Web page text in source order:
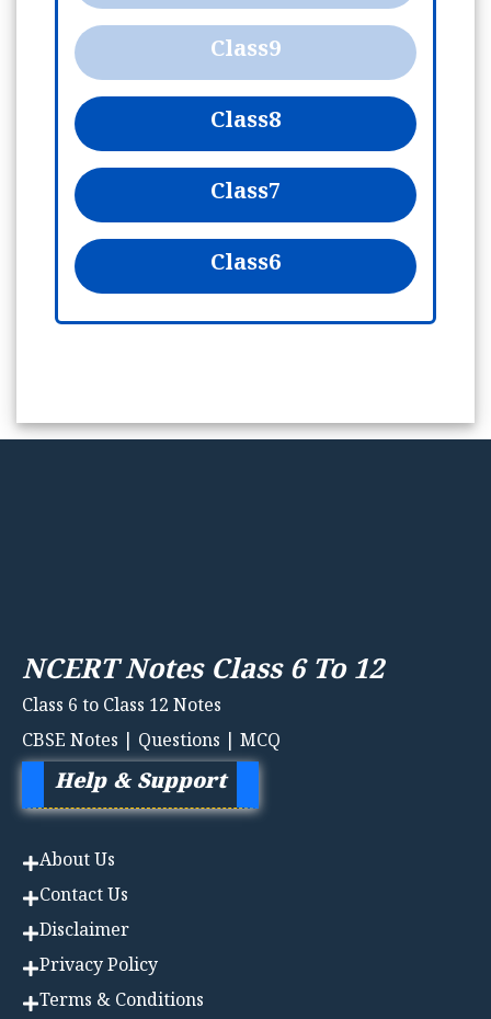
Class9
Class8
Class7
Class6
NCERT Notes Class 6 To 12
Class 6 to Class 12 Notes
CBSE Notes | Questions | MCQ
Help & Support
About Us
Contact Us
Disclaimer
Privacy Policy
Terms & Conditions